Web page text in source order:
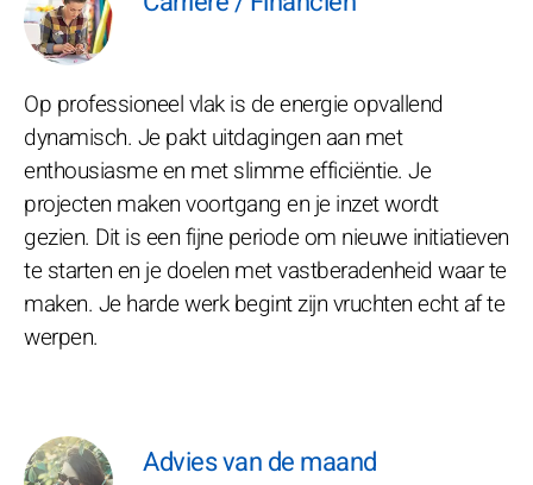
Op professioneel vlak is de energie opvallend
dynamisch. Je pakt uitdagingen aan met
enthousiasme en met slimme efficiëntie. Je
projecten maken voortgang en je inzet wordt
gezien. Dit is een fijne periode om nieuwe initiatieven
te starten en je doelen met vastberadenheid waar te
maken. Je harde werk begint zijn vruchten echt af te
werpen.
Advies van de maand